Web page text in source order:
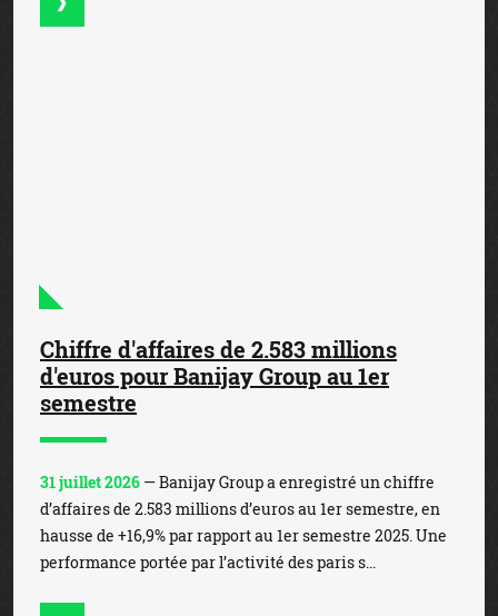
Chiffre d'affaires de 2.583 millions
d'euros pour Banijay Group au 1er
semestre
31 juillet 2026 — Banijay Group a enregistré un chiffre
d’affaires de 2.583 millions d’euros au 1er semestre, en
hausse de +16,9% par rapport au 1er semestre 2025. Une
performance portée par l’activité des paris s...